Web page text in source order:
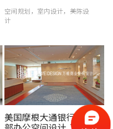
空间规划，室内设计，美陈设
计
美国摩根大通银行北京总